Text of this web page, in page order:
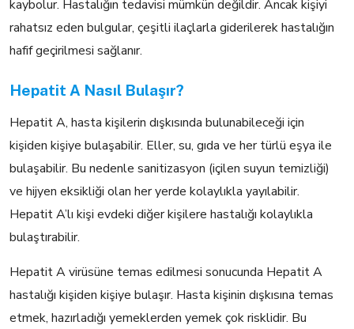
kaybolur. Hastalığın tedavisi mümkün değildir. Ancak kişiyi
rahatsız eden bulgular, çeşitli ilaçlarla giderilerek hastalığın
hafif geçirilmesi sağlanır.
Hepatit A Nasıl Bulaşır?
Hepatit A, hasta kişilerin dışkısında bulunabileceği için
kişiden kişiye bulaşabilir. Eller, su, gıda ve her türlü eşya ile
bulaşabilir. Bu nedenle sanitizasyon (içilen suyun temizliği)
ve hijyen eksikliği olan her yerde kolaylıkla yayılabilir.
Hepatit A’lı kişi evdeki diğer kişilere hastalığı kolaylıkla
bulaştırabilir.
Hepatit A virüsüne temas edilmesi sonucunda Hepatit A
hastalığı kişiden kişiye bulaşır. Hasta kişinin dışkısına temas
etmek, hazırladığı yemeklerden yemek çok risklidir. Bu